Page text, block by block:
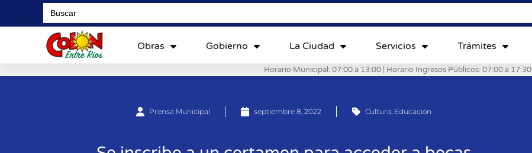
Search
for:
Obras Gobierno La Ciudad Servicios Trámites
Horario Municipal: 07:00 a 13:00 | Horario Ingresos Públicos: 07:00 a 17:30
Prensa Municipal septiembre 8, 2022 Cultura Educación